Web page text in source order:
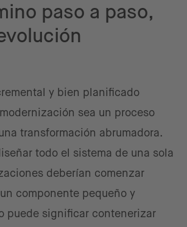
paso a paso,
y bien planificado
sea un proceso
transformación abrumadora.
todo el sistema de una sola
deberían comenzar
componente pequeño y
puede significar contenerizar